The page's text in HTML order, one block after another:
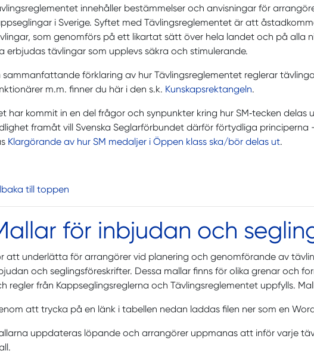
innehåller bestämmelser och anvisningar för
i Sverige. Syftet med Tävlingsreglementet är att
som genomförs på ett likartat sätt över hela landet och på alla
erbjudas tävlingar som upplevs säkra och stimulerande.
sammanfattande förklaring av hur Tävlingsreglementet reglerar
m.m. finner du här i den s.k. Kunskapsrektangeln.
har kommit in en del frågor och synpunkter kring hur SM‑tecken
framåt vill Svenska Seglarförbundet därför förtydliga principerna
Klargörande av hur SM medaljer i Öppen klass ska/bör delas ut.
till toppen
för inbjudan och
att underlätta för arrangörer vid planering och genomförande av
och seglingsföreskrifter. Dessa mallar finns för olika grenar och
regler från Kappseglingsreglerna och Tävlingsreglementet uppfylls.
att trycka på en länk i tabellen nedan laddas filen ner som en
uppdateras löpande och arrangörer uppmanas att inför varje